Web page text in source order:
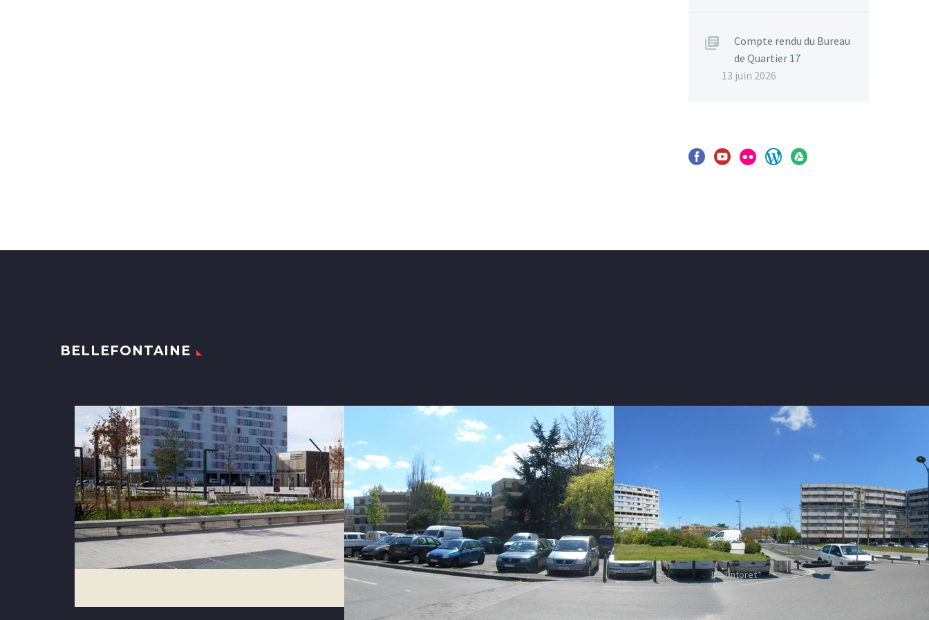
Compte rendu du Bureau
de Quartier 17
13 juin 2026
BELLEFONTAINE
Le Tintoret